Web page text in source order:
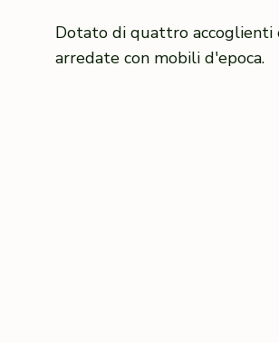
Dotato di quattro accoglienti
arredate con mobili d'epoca.